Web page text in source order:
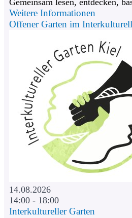
Weitere Informationen
Offener Garten im
14.08.2026
14:00 - 18:00
Interkultureller Garten